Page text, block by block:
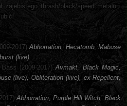
zajebistego thrash/black/speed metalu i
2017)Abhorration, Hecatomb, Mabuse
(live)
(2009-2017)Avmakt, Black Magic,
(live), Obliteration (live), ex-Repellent,
Abhorration, Purple Hill Witch, Black